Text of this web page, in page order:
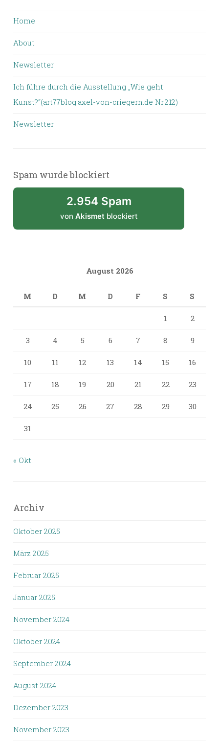
Home
About
Newsletter
Ich führe durch die Ausstellung „Wie geht
Kunst?“(art77blog.axel-von-criegern.de Nr.212)
Newsletter
Spam wurde blockiert
2.954 Spam
von Akismet blockiert
August 2026
M D M D F S S
1 2
3 4 5 6 7 8 9
10 11 12 13 14 15 16
17 18 19 20 21 22 23
24 25 26 27 28 29 30
31
« Okt.
Archiv
Oktober 2025
März 2025
Februar 2025
Januar 2025
November 2024
Oktober 2024
September 2024
August 2024
Dezember 2023
November 2023